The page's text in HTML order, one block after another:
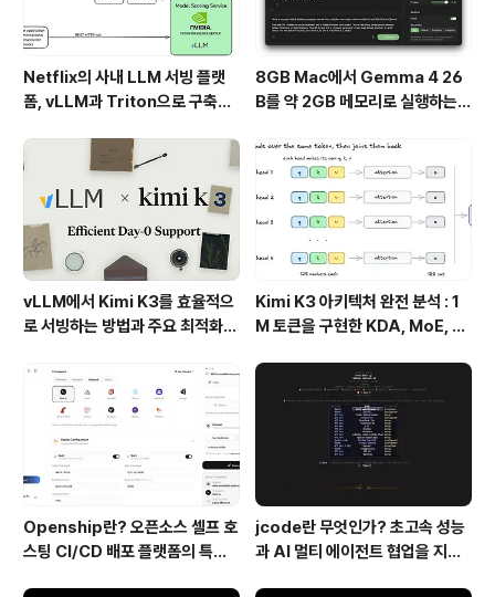
Netflix의 사내 LLM 서빙 플랫
폼, vLLM과 Triton으로 구축한
8GB Mac에서 Gemma 4 26
B를 약 2GB 메모리로 실행하는 T
vLLM에서 Kimi K3를 효율적으
로 서빙하는 방법과 주요 최적화
Kimi K3 아키텍처 완전 분석 : 1
M 토큰을 구현한 KDA, MoE, Fl
핵심 기술
Openship란? 오픈소스 셀프 호
스팅 CI/CD 배포 플랫폼의 특징
jcode란 무엇인가? 초고속 성능
과 AI 멀티 에이전트 협업을 지원